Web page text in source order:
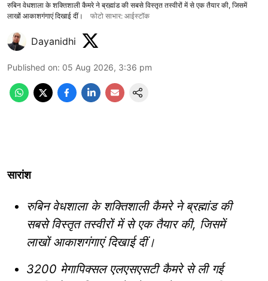
रुबिन वेधशाला के शक्तिशाली कैमरे ने ब्रह्मांड की सबसे विस्तृत तस्वीरों में से एक तैयार की, जिसमें
लाखों आकाशगंगाएं दिखाई दीं।
फोटो साभार: आईस्टॉक
Dayanidhi
Published on: 05 Aug 2026, 3:36 pm
सारांश
रुबिन वेधशाला के शक्तिशाली कैमरे ने ब्रह्मांड की
सबसे विस्तृत तस्वीरों में से एक तैयार की, जिसमें
लाखों आकाशगंगाएं दिखाई दीं।
3200 मेगापिक्सल एलएसएसटी कैमरे से ली गई